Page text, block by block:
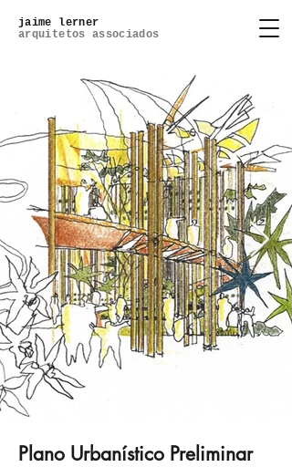
jaime lerner
arquitetos associados
Plano Urbanístico Preliminar